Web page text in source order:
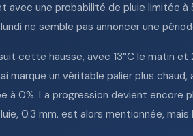
avec une probabilité de pluie limitée
ne semble pas annoncer une
cette hausse, avec 13°C le matin
marque un véritable palier plus
à 0%. La progression devient encore
0.3 mm, est alors mentionnée, mais